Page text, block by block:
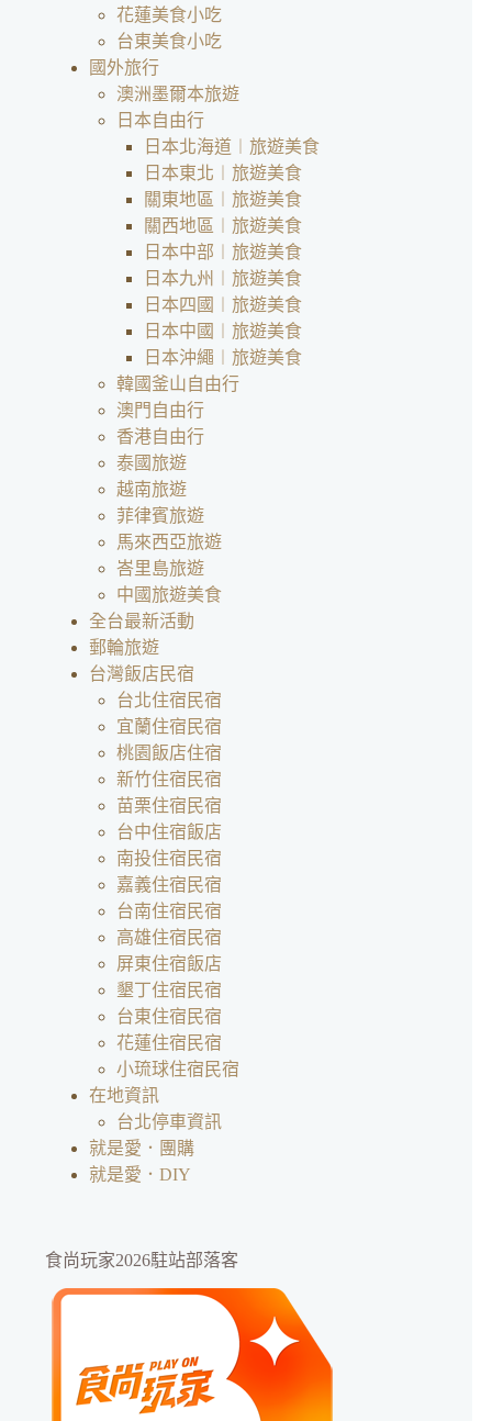
花蓮美食小吃
台東美食小吃
國外旅行
澳洲墨爾本旅遊
日本自由行
日本北海道︱旅遊美食
日本東北︱旅遊美食
關東地區︱旅遊美食
關西地區︱旅遊美食
日本中部︱旅遊美食
日本九州︱旅遊美食
日本四國︱旅遊美食
日本中國︱旅遊美食
日本沖繩︱旅遊美食
韓國釜山自由行
澳門自由行
香港自由行
泰國旅遊
越南旅遊
菲律賓旅遊
馬來西亞旅遊
峇里島旅遊
中國旅遊美食
全台最新活動
郵輪旅遊
台灣飯店民宿
台北住宿民宿
宜蘭住宿民宿
桃園飯店住宿
新竹住宿民宿
苗栗住宿民宿
台中住宿飯店
南投住宿民宿
嘉義住宿民宿
台南住宿民宿
高雄住宿民宿
屏東住宿飯店
墾丁住宿民宿
台東住宿民宿
花蓮住宿民宿
小琉球住宿民宿
在地資訊
台北停車資訊
就是愛．團購
就是愛．DIY
食尚玩家2026駐站部落客